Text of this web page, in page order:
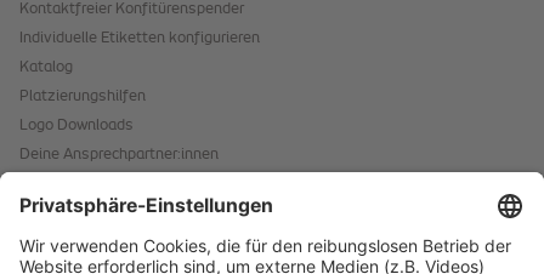
Kontaktfreier Konfitürenspender
Individuelle Etiketten konfigurieren
Katalog
Platzierungshilfen
Logo Downloads
Deine Ansprechpartner:innen
Kontaktformular
Starke Marken